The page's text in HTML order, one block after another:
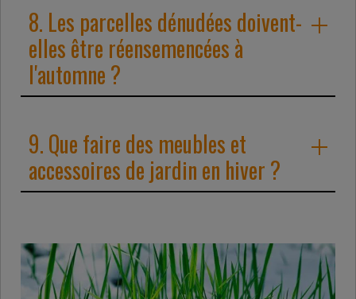
8. Les parcelles dénudées doivent-
elles être réensemencées à
l'automne ?
9. Que faire des meubles et
accessoires de jardin en hiver ?